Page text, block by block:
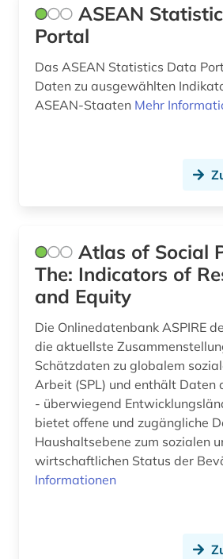
geistiges eigentum (1)
genossenschaft (1)
genossenschaftsregister (1)
geodaten (1)
geschichte (13)
geschichte 1800-1930 (1)
geschichte 1955-1965 (1)
geschichtswissenschaft (1)
geschlecht (1)
ASEAN
Portal
Das ASEAN Statistics Data
Daten zu ausgewählten
ASEAN-Staaten Mehr
Atlas of Social
The: Indicators of
and Equity
Die Onlinedatenbank ASPIRE
die aktuellste
Schätzdaten zu globalem
Arbeit (SPL) und enthält Daten
- überwiegend
bietet offene und zugängliche
Haushaltsebene zum sozialen
wirtschaftlichen Status der
Informationen